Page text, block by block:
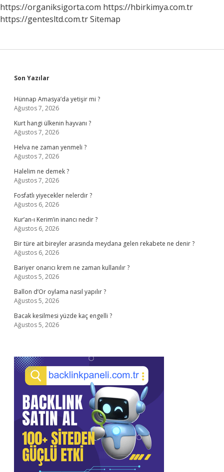
https://organiksigorta.com https://hbirkimya.com.tr
https://gentesltd.com.trSitemap
Sidebar
Son Yazılar
Hünnap Amasya’da yetişir mi ?
Ağustos 7, 2026
Kurt hangi ülkenin hayvanı ?
Ağustos 7, 2026
Helva ne zaman yenmeli ?
Ağustos 7, 2026
Halelim ne demek ?
Ağustos 7, 2026
Fosfatlı yiyecekler nelerdir ?
Ağustos 6, 2026
Kur’an-ı Kerim’in inancı nedir ?
Ağustos 6, 2026
Bir türe ait bireyler arasında meydana gelen rekabete ne denir ?
Ağustos 6, 2026
Bariyer onarıcı krem ne zaman kullanılır ?
Ağustos 5, 2026
Ballon d’Or oylama nasıl yapılır ?
Ağustos 5, 2026
Bacak kesilmesi yüzde kaç engelli ?
Ağustos 5, 2026